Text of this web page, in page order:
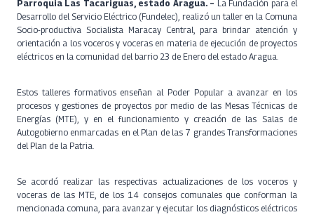
Parroquia Las Tacariguas, estado Aragua. – La Fundación para el
Desarrollo del Servicio Eléctrico (Fundelec), realizó un taller en la Comuna
Socio-productiva Socialista Maracay Central, para brindar atención y
orientación a los voceros y voceras en materia de ejecución de proyectos
eléctricos en la comunidad del barrio 23 de Enero del estado Aragua.
Estos talleres formativos enseñan al Poder Popular a avanzar en los
procesos y gestiones de proyectos por medio de las Mesas Técnicas de
Energías (MTE), y en el funcionamiento y creación de las Salas de
Autogobierno enmarcadas en el Plan de las 7 grandes Transformaciones
del Plan de la Patria.
Se acordó realizar las respectivas actualizaciones de los voceros y
voceras de las MTE, de los 14 consejos comunales que conforman la
mencionada comuna, para avanzar y ejecutar los diagnósticos eléctricos